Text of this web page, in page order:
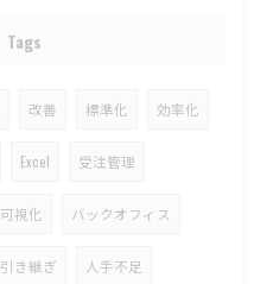
Tags
改善 標準化 効率化
Excel 受注管理
可視化 バックオフィス
引き継ぎ 人手不足